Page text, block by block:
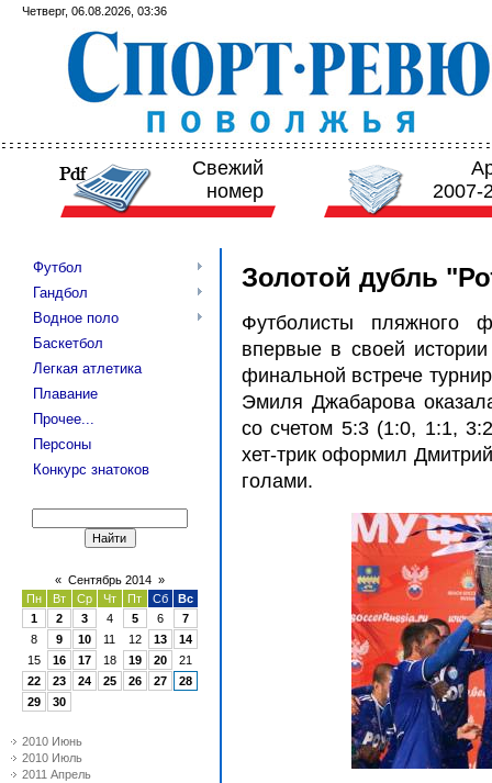
Четверг, 06.08.2026, 03:36
Свежий
номер
2007-
Футбол
Гандбол
Водное поло
Баскетбол
Легкая атлетика
Плавание
Прочее...
Персоны
Конкурс знатоков
« Сентябрь 2014 »
Пн
Вт Ср Чт Пт Сб
Вс
1
2 3 4 5 6
7
8
9 10 11 12 13
14
15
16 17 18 19 20
21
22
23 24 25 26 27
28
29
30
2010 Июнь
2010 Июль
2011 Апрель
Золотой дубль
Футболисты пляжного
впервые в своей
финальной встрече
Эмиля Джабарова
со счетом 5:3 (1:0, 1:1,
хет-трик оформил
голами.